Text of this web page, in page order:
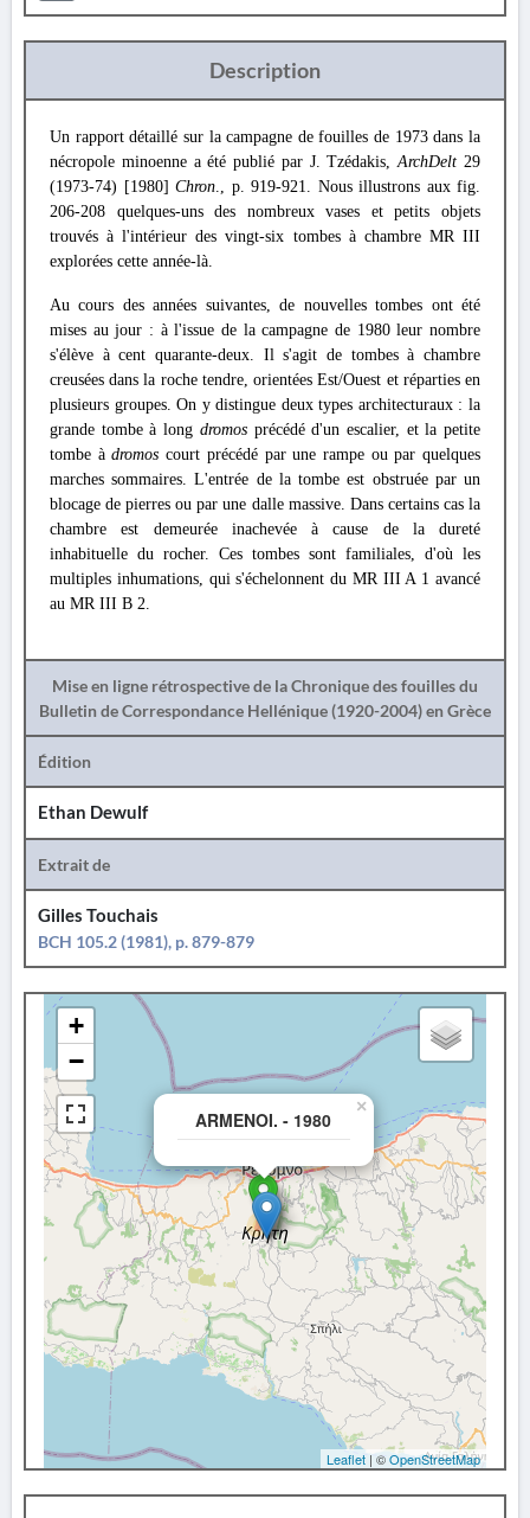
Description
Un rapport détaillé sur la campagne de fouilles de 1973 dans la
nécropole minoenne a été publié par J. Tzédakis,ArchDelt29
(1973-74) [1980] Chron., p. 919-921. Nous illustrons aux fig.
206-208 quelques-uns des nombreux vases et petits objets
trouvés à l'intérieur des vingt-six tombes à chambre MR III
explorées cette année-là.
Au cours des années suivantes, de nouvelles tombes ont été
mises au jour : à l'issue de la campagne de 1980 leur nombre
s'élève à cent quarante-deux. Il s'agit de tombes à chambre
creusées dans la roche tendre, orientées Est/Ouest et réparties en
plusieurs groupes. On y distingue deux types architecturaux : la
grande tombe à long dromos précédé d'un escalier, et la petite
tombe àdromoscourt précédé par une rampe ou par quelques
marches sommaires. L'entrée de la tombe est obstruée par un
blocage de pierres ou par une dalle massive. Dans certains cas la
chambre est demeurée inachevée à cause de la dureté
inhabituelle du rocher. Ces tombes sont familiales, d'où les
multiples inhumations, qui s'échelonnent du MR III A 1 avancé
au MR III Β 2.
Mise en ligne rétrospective de la Chronique des fouilles du
Bulletin de Correspondance Hellénique (1920-2004) en Grèce
Édition
Ethan Dewulf
Extrait de
Gilles Touchais
BCH 105.2 (1981), p. 879-879
ARMENOI. - 1980
×
+
−
Leaflet| ©OpenStreetMap